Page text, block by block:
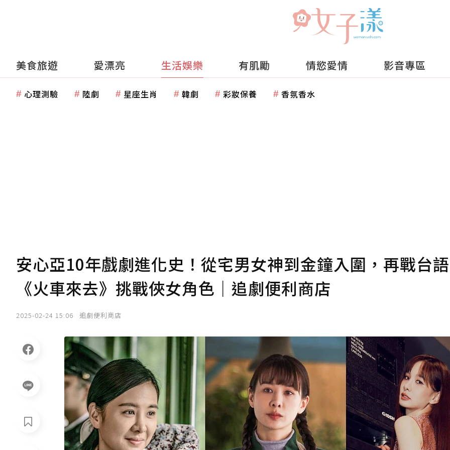
美食旅遊 愛漂亮 生活娛樂 有肌勵 情慾愛情 影音專區
心理測驗 陸劇 星座生肖 韓劇 彩妝保養 香氛香水
安心亞10年戲劇進化史！從宅男女神到金鐘入圍，再戰台
《火車來去》挑戰俠女角色｜追劇便利商店
2025-02-24 15:06 追劇便利商店